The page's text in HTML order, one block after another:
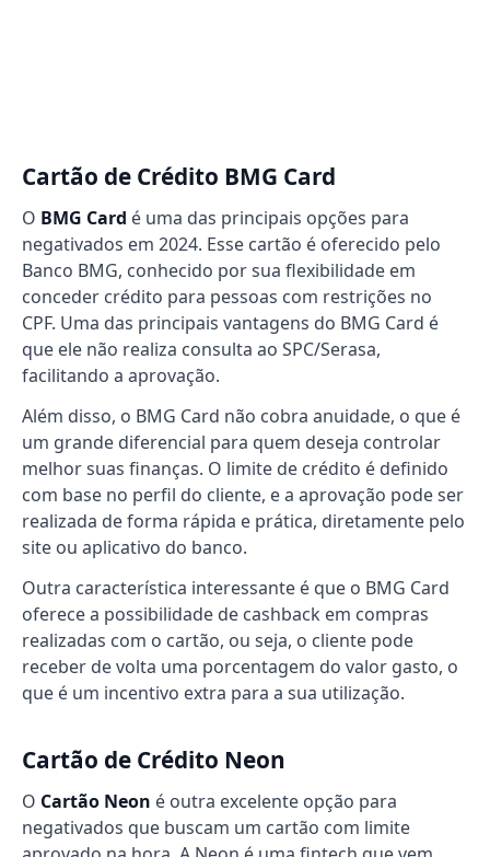
Cartão de Crédito BMG Card
O BMG Card é uma das principais opções para
negativados em 2024. Esse cartão é oferecido pelo
Banco BMG, conhecido por sua flexibilidade em
conceder crédito para pessoas com restrições no
CPF. Uma das principais vantagens do BMG Card é
que ele não realiza consulta ao SPC/Serasa,
facilitando a aprovação.
Além disso, o BMG Card não cobra anuidade, o que é
um grande diferencial para quem deseja controlar
melhor suas finanças. O limite de crédito é definido
com base no perfil do cliente, e a aprovação pode ser
realizada de forma rápida e prática, diretamente pelo
site ou aplicativo do banco.
Outra característica interessante é que o BMG Card
oferece a possibilidade de cashback em compras
realizadas com o cartão, ou seja, o cliente pode
receber de volta uma porcentagem do valor gasto, o
que é um incentivo extra para a sua utilização.
Cartão de Crédito Neon
O Cartão Neon é outra excelente opção para
negativados que buscam um cartão com limite